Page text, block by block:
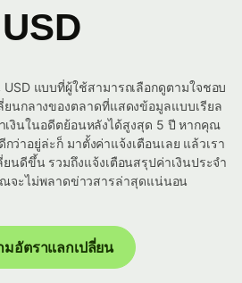
USD
แบบที่ผู้ใช้สามารถเลือกดูตามใจชอบ
ยนกลางของตลาดที่แสดงข้อมูลแบบเรียล
งินในอดีตย้อนหลังได้สูงสุด 5 ปี หากคุณ
ว่าอยู่ล่ะก็ มาตั้งค่าแจ้งเตือนเลย แล้วเรา
นดีขึ้น รวมถึงแจ้งเตือนสรุปค่าเงินประจำ
ณจะไม่พลาดข่าวสารล่าสุดแน่นอน
มอัตราแลกเปลี่ยน